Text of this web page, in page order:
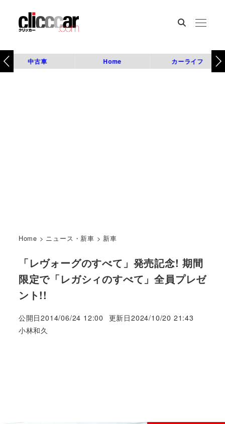
中古車 Home カーライフ
Home > ニュース・新車 > 新車
「レヴォーグのすべて」発売記念! 期間
限定で「レガシィのすべて」全員プレゼ
ント!!
公開日2014/06/24 12:00 更新日2024/10/20 21:43
著
小林和久